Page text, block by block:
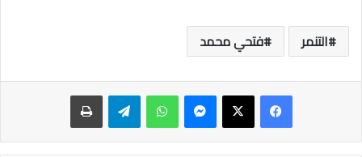
التنمر فتحي محمد
ماسنجر واتساب تيلقرام